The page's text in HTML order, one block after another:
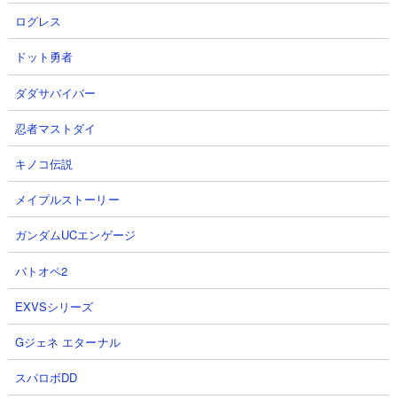
体力： 420,000
攻撃力： 13,000
射程： 280（範囲攻撃）
KB： 3回
特殊能力： 100％の確率で約1.66秒動きを遅くする、75％の確
率で小烈波（280～980）、1度だけHP50％で復活
属性： 浮いてる、ゾンビ、超獣
超棘獣ナマケモルガ
ログレス
ドット勇者
ダダサバイバー
忍者マストダイ
キノコ伝説
メイプルストーリー
ガンダムUCエンゲージ
バトオペ2
EXVSシリーズ
Gジェネ エターナル
スパロボDD